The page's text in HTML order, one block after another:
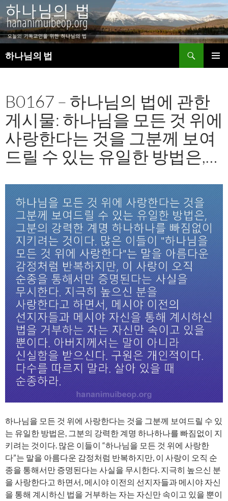
하나님의 법
색
로
건
너
뛰
기
B0167 – 하나님의 법에 관한
게시물: 하나님을 모든 것 위에
사랑한다는 것을 그분께 보여
드릴 수 있는 유일한 방법은,…
하나님을 모든 것 위에 사랑한다는 것을 그분께 보여드릴 수 있
는 유일한 방법은, 그분의 강력한 계명 하나하나를 빠짐없이 지
키려는 것이다. 많은 이들이 “하나님을 모든 것 위에 사랑한
다”는 말을 아름다운 감정처럼 반복하지만, 이 사랑이 오직 순
종을 통해서만 증명된다는 사실을 무시한다. 지극히 높으신 분
을 사랑한다고 하면서, 메시야 이전의 선지자들과 메시야 자신
을 통해 계시하신 법을 거부하는 자는 자신만 속이고 있을 뿐이